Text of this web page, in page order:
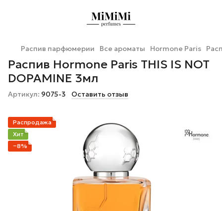
Распив парфюмерии Все ароматы Hormone Paris
Распив Hormone Paris THIS IS NOT
DOPAMINE 3мл
Артикул: 9075-3 Оставить отзыв
Распродажа
Хит
−8%